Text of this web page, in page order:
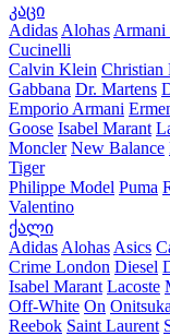
კაცი
Adidas Alohas Armani
Cucinelli
Calvin Klein Christian
Gabbana Dr. Martens
Emporio Armani
Goose Isabel Marant
Moncler New Balance
Tiger
Philippe Model Puma
Valentino
ქალი
Adidas Alohas Asics
Crime London Diesel
Isabel Marant Lacoste
Off-White On
Reebok Saint Laurent